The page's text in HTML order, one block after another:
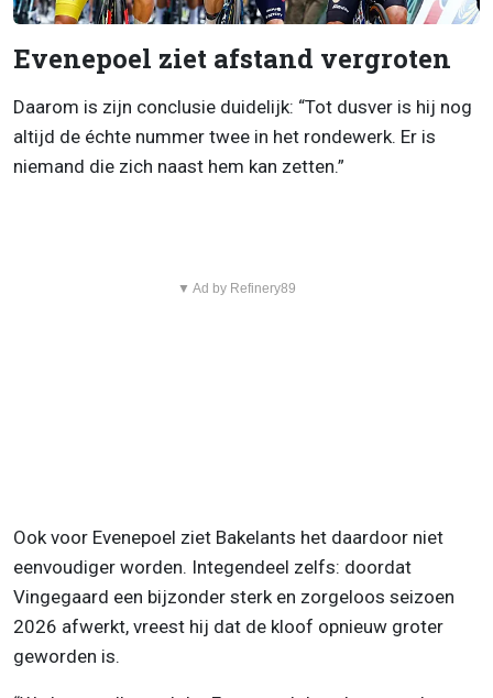
Evenepoel ziet afstand vergroten
Daarom is zijn conclusie duidelijk: “Tot dusver is hij nog
altijd de échte nummer twee in het rondewerk. Er is
niemand die zich naast hem kan zetten.”
▼ Ad by Refinery89
Ook voor Evenepoel ziet Bakelants het daardoor niet
eenvoudiger worden. Integendeel zelfs: doordat
Vingegaard een bijzonder sterk en zorgeloos seizoen
2026 afwerkt, vreest hij dat de kloof opnieuw groter
geworden is.